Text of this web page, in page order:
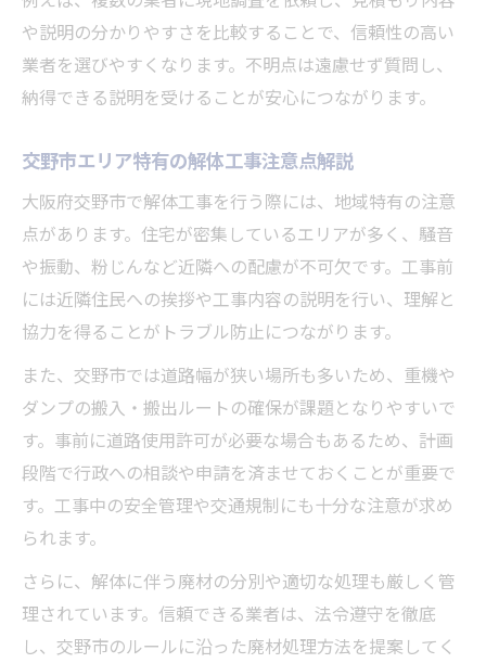
や説明の分かりやすさを比較することで、信頼性の高い
業者を選びやすくなります。不明点は遠慮せず質問し、
納得できる説明を受けることが安心につながります。
交野市エリア特有の解体工事注意点解説
大阪府交野市で解体工事を行う際には、地域特有の注意
点があります。住宅が密集しているエリアが多く、騒音
や振動、粉じんなど近隣への配慮が不可欠です。工事前
には近隣住民への挨拶や工事内容の説明を行い、理解と
協力を得ることがトラブル防止につながります。
また、交野市では道路幅が狭い場所も多いため、重機や
ダンプの搬入・搬出ルートの確保が課題となりやすいで
す。事前に道路使用許可が必要な場合もあるため、計画
段階で行政への相談や申請を済ませておくことが重要で
す。工事中の安全管理や交通規制にも十分な注意が求め
られます。
さらに、解体に伴う廃材の分別や適切な処理も厳しく管
理されています。信頼できる業者は、法令遵守を徹底
し、交野市のルールに沿った廃材処理方法を提案してく